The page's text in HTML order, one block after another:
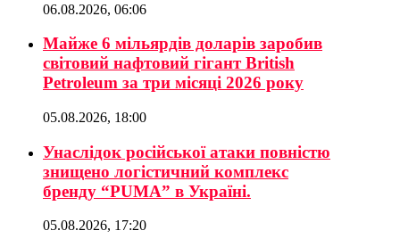
06.08.2026, 06:06
Майже 6 мільярдів доларів заробив
світовий нафтовий гігант British
Petroleum за три місяці 2026 року
05.08.2026, 18:00
Унаслідок російської атаки повністю
знищено логістичний комплекс
бренду “PUMA” в Україні.
05.08.2026, 17:20